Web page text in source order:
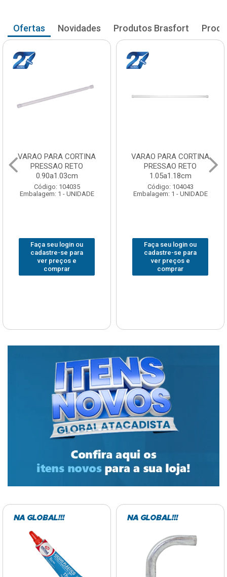
Ofertas Novidades Produtos Brasfort
VARAO PARA CORTINA
PRESSAO RETO
0.90a1.03cm
Código: 104035
Embalagem: 1 - UNIDADE
Faça seu login ou
cadastre-se para
ver preços e
comprar
VARAO PARA CORTINA
PRESSAO RETO
1.05a1.18cm
Código: 104043
Embalagem: 1 - UNIDADE
Faça seu login ou
cadastre-se para
ver preços e
comprar